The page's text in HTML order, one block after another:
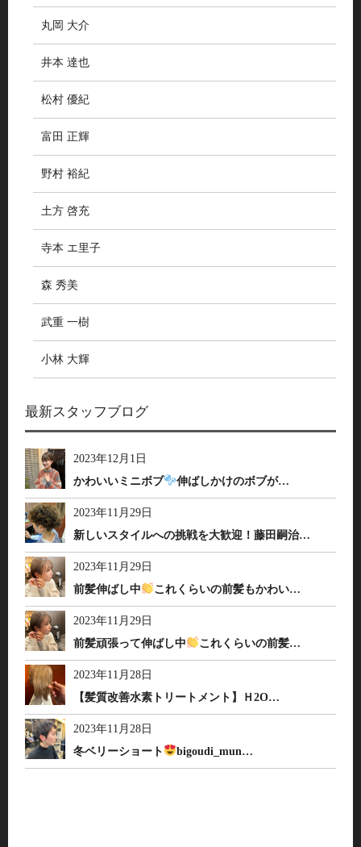
丸岡 大介
井本 達也
松村 優紀
富田 正輝
野村 裕紀
土方 啓充
寺本 エ里子
森 秀美
武重 一樹
小林 大輝
最新スタッフブログ
2023年12月1日
かわいいミニボブ
伸ばしかけのボブが…
2023年11月29日
新しいスタイルへの挑戦を大歓迎！藤田嗣治…
2023年11月29日
前髪伸ばし中
これくらいの前髪もかわい…
2023年11月29日
前髪頑張って伸ばし中
これくらいの前髪…
2023年11月28日
【髪質改善水素トリートメント】Ｈ2O…
2023年11月28日
冬ベリーショート
bigoudi_mun…